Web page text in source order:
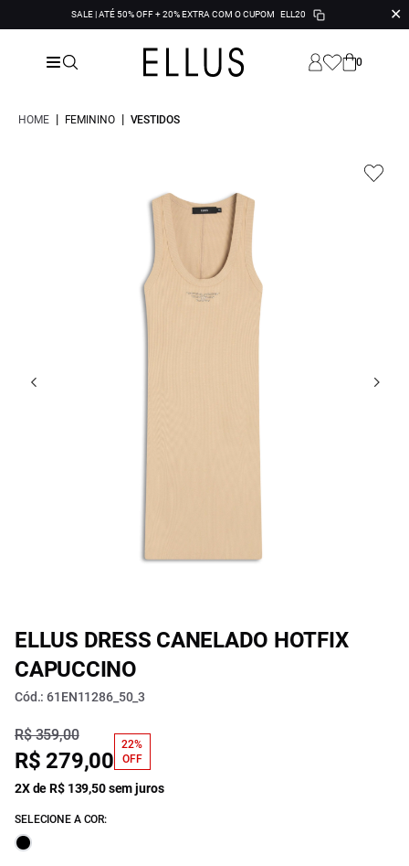
SALE | ATÉ 50% OFF + 20% EXTRA COM O CUPOM ELL20 ✕
0
HOME | FEMININO | VESTIDOS
ELLUS DRESS CANELADO HOTFIX
CAPUCCINO
Cód.: 61EN11286_50_3
R$ 359,00
R$ 279,00
22%
OFF
2X de R$ 139,50 sem juros
SELECIONE A COR: